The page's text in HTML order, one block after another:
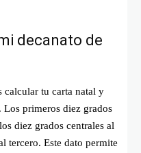
decanato de
calcular tu carta natal y
primeros diez grados
diez grados centrales al
tercero. Este dato permite